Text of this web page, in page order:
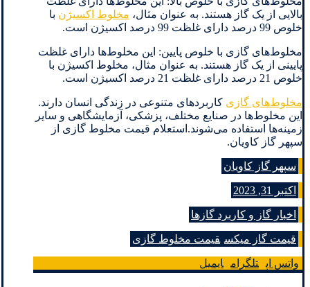
بالایی از یک گاز هستند. به عنوان مثال، مخلوط اکسیژن با
خلوص 99 درصد دارای غلظت 99 درصد اکسیژن است.
مخلوط‌های گازی با خلوص پایین: این مخلوط‌ها دارای غلظت
پایینی از یک گاز هستند. به عنوان مثال، مخلوط اکسیژن با
خلوص 21 درصد دارای غلظت 21 درصد اکسیژن است.
مخلوط‌های گازی کاربردهای متنوعی در زندگی انسان دارند.
این مخلوط‌ها در صنایع مختلف، پزشکی، آزمایشگاهی و سایر
زمینه‌ها استفاده می‌شوند.استعلام قیمت مخلوط گازی از
سپهر گاز کاویان.
سپهر گاز کاویان
اکتبر 31, 2023
اخبار گاز و کاربرد گازها
قیمت گاز میکس قیمت مخلوط گازی
واتس اپ تلگرام ایمیل